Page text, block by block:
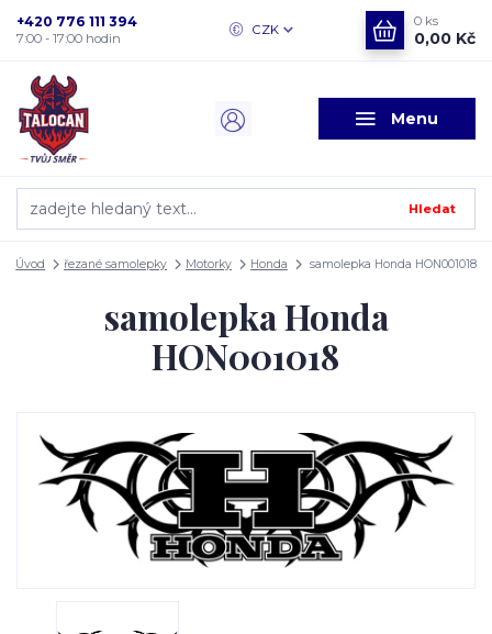
Menu
CZK
Hledat
+420 776 111 394
7:00 - 17:00 hodin
0 ks
0,00 Kč
Úvod řezané samolepky Motorky Honda samolepka Honda HON001018
samolepka Honda
HON001018